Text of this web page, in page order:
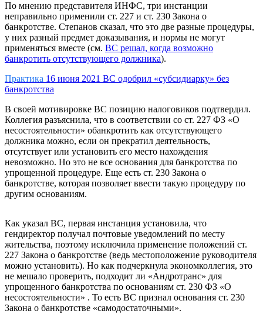
По мнению представителя ИНФС, три инстанции
неправильно применили ст. 227 и ст. 230 Закона о
банкротстве. Степанов сказал, что это две разные процедуры,
у них разный предмет доказывания, и нормы не могут
применяться вместе (см. ВС решал, когда возможно
банкротить отсутствующего должника).
Практика 16 июня 2021 ВС одобрил «субсидиарку» без
банкротства
В своей мотивировке ВС позицию налоговиков подтвердил.
Коллегия разъяснила, что в соответствии со ст. 227 ФЗ «О
несостоятельности» обанкротить как отсутствующего
должника можно, если он прекратил деятельность,
отсутствует или установить его место нахождения
невозможно. Но это не все основания для банкротства по
упрощенной процедуре. Еще есть ст. 230 Закона о
банкротстве, которая позволяет ввести такую процедуру по
другим основаниям.
Как указал ВС, первая инстанция установила, что
гендиректор получал почтовые уведомлений по месту
жительства, поэтому исключила применение положений ст.
227 Закона о банкротстве (ведь местоположение руководителя
можно установить). Но как подчеркнула экономколлегия, это
не мешало проверить, подходит ли «Андротранс» для
упрощенного банкротства по основаниям ст. 230 ФЗ «О
несостоятельности» . То есть ВС признал основания ст. 230
Закона о банкротстве «самодостаточными».